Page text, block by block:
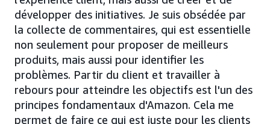
développer des initiatives. Je suis obsédée par
la collecte de commentaires, qui est essentielle
non seulement pour proposer de meilleurs
produits, mais aussi pour identifier les
problèmes. Partir du client et travailler à
rebours pour atteindre les objectifs est l'un des
principes fondamentaux d'Amazon. Cela me
permet de faire ce qui est juste pour les clients